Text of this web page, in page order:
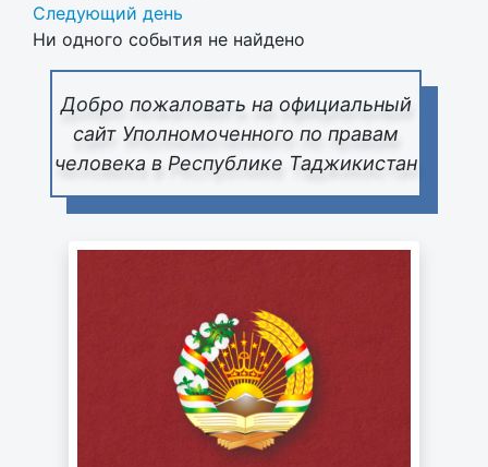
Добро пожаловать на официальный
сайт Уполномоченного по правам
человека в Республике Таджикистан
Следующий день
Ни одного события не найдено